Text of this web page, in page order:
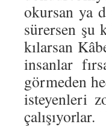
okursan ya
sürersen şu
kılarsan
insanlar
görmeden
isteyenleri
çalışıyorlar.